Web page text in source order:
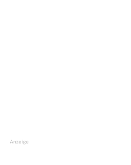
Anzeige